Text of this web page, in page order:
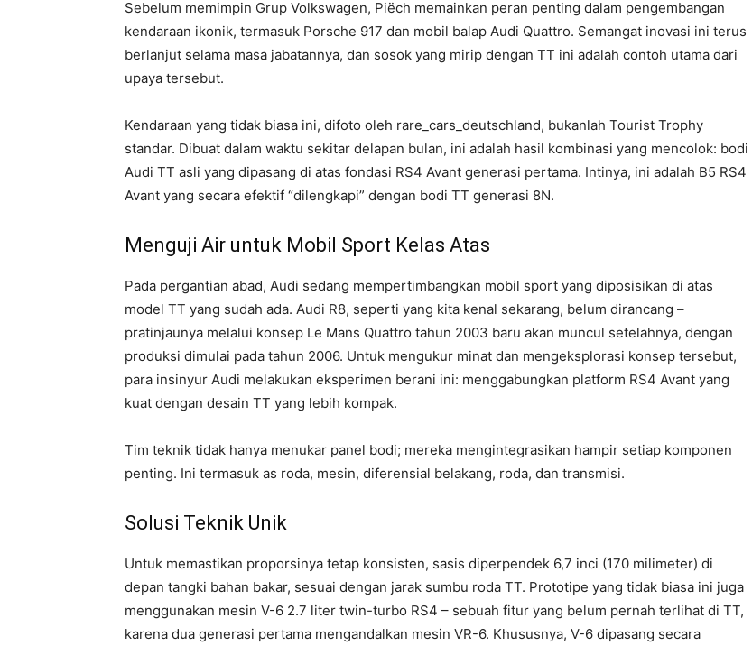
Sebelum memimpin Grup Volkswagen, Piëch memainkan peran penting dalam pengembangan
kendaraan ikonik, termasuk Porsche 917 dan mobil balap Audi Quattro. Semangat inovasi ini terus
berlanjut selama masa jabatannya, dan sosok yang mirip dengan TT ini adalah contoh utama dari
upaya tersebut.
Kendaraan yang tidak biasa ini, difoto oleh rare_cars_deutschland, bukanlah Tourist Trophy
standar. Dibuat dalam waktu sekitar delapan bulan, ini adalah hasil kombinasi yang mencolok: bodi
Audi TT asli yang dipasang di atas fondasi RS4 Avant generasi pertama. Intinya, ini adalah B5 RS4
Avant yang secara efektif “dilengkapi” dengan bodi TT generasi 8N.
Menguji Air untuk Mobil Sport Kelas Atas
Pada pergantian abad, Audi sedang mempertimbangkan mobil sport yang diposisikan di atas
model TT yang sudah ada. Audi R8, seperti yang kita kenal sekarang, belum dirancang –
pratinjaunya melalui konsep Le Mans Quattro tahun 2003 baru akan muncul setelahnya, dengan
produksi dimulai pada tahun 2006. Untuk mengukur minat dan mengeksplorasi konsep tersebut,
para insinyur Audi melakukan eksperimen berani ini: menggabungkan platform RS4 Avant yang
kuat dengan desain TT yang lebih kompak.
Tim teknik tidak hanya menukar panel bodi; mereka mengintegrasikan hampir setiap komponen
penting. Ini termasuk as roda, mesin, diferensial belakang, roda, dan transmisi.
Solusi Teknik Unik
Untuk memastikan proporsinya tetap konsisten, sasis diperpendek 6,7 inci (170 milimeter) di
depan tangki bahan bakar, sesuai dengan jarak sumbu roda TT. Prototipe yang tidak biasa ini juga
menggunakan mesin V-6 2.7 liter twin-turbo RS4 – sebuah fitur yang belum pernah terlihat di TT,
karena dua generasi pertama mengandalkan mesin VR-6. Khususnya, V-6 dipasang secara